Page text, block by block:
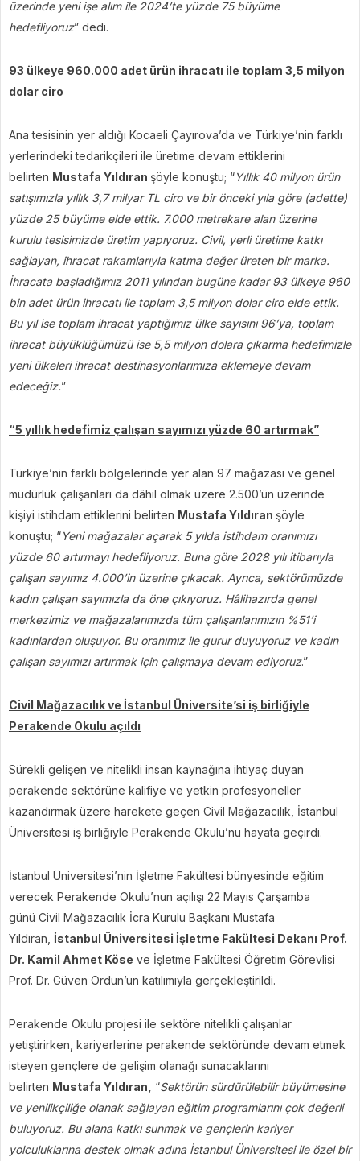
üzerinde yeni işe alım ile 2024’te yüzde 75 büyüme
hedefliyoruz” dedi.
93 ülkeye 960.000 adet ürün ihracatı ile toplam 3,5 milyon
dolar ciro
Ana tesisinin yer aldığı Kocaeli Çayırova’da ve Türkiye’nin farklı
yerlerindeki tedarikçileri ile üretime devam ettiklerini
belirten Mustafa Yıldıran şöyle konuştu; “Yıllık 40 milyon ürün
satışımızla yıllık 3,7 milyar TL ciro ve bir önceki yıla göre (adette)
yüzde 25 büyüme elde ettik. 7.000 metrekare alan üzerine
kurulu tesisimizde üretim yapıyoruz. Civil, yerli üretime katkı
sağlayan, ihracat rakamlarıyla katma değer üreten bir marka.
İhracata başladığımız 2011 yılından bugüne kadar 93 ülkeye 960
bin adet ürün ihracatı ile toplam 3,5 milyon dolar ciro elde ettik.
Bu yıl ise toplam ihracat yaptığımız ülke sayısını 96’ya, toplam
ihracat büyüklüğümüzü ise 5,5 milyon dolara çıkarma hedefimizle
yeni ülkeleri ihracat destinasyonlarımıza eklemeye devam
edeceğiz.”
“5 yıllık hedefimiz çalışan sayımızı yüzde 60 artırmak”
Türkiye’nin farklı bölgelerinde yer alan 97 mağazası ve genel
müdürlük çalışanları da dâhil olmak üzere 2.500’ün üzerinde
kişiyi istihdam ettiklerini belirten Mustafa Yıldıran şöyle
konuştu; “Yeni mağazalar açarak 5 yılda istihdam oranımızı
yüzde 60 artırmayı hedefliyoruz. Buna göre 2028 yılı itibarıyla
çalışan sayımız 4.000’in üzerine çıkacak. Ayrıca, sektörümüzde
kadın çalışan sayımızla da öne çıkıyoruz. Hâlihazırda genel
merkezimiz ve mağazalarımızda tüm çalışanlarımızın %51’i
kadınlardan oluşuyor. Bu oranımız ile gurur duyuyoruz ve kadın
çalışan sayımızı artırmak için çalışmaya devam ediyoruz.”
Civil Mağazacılık ve İstanbul Üniversite’si iş birliğiyle
Perakende Okulu açıldı
Sürekli gelişen ve nitelikli insan kaynağına ihtiyaç duyan
perakende sektörüne kalifiye ve yetkin profesyoneller
kazandırmak üzere harekete geçen Civil Mağazacılık, İstanbul
Üniversitesi iş birliğiyle Perakende Okulu’nu hayata geçirdi.
İstanbul Üniversitesi’nin İşletme Fakültesi bünyesinde eğitim
verecek Perakende Okulu’nun açılışı 22 Mayıs Çarşamba
günü Civil Mağazacılık İcra Kurulu Başkanı Mustafa
Yıldıran, İstanbul Üniversitesi İşletme Fakültesi Dekanı Prof.
Dr. Kamil Ahmet Köse ve İşletme Fakültesi Öğretim Görevlisi
Prof. Dr. Güven Ordun’un katılımıyla gerçekleştirildi.
Perakende Okulu projesi ile sektöre nitelikli çalışanlar
yetiştirirken, kariyerlerine perakende sektöründe devam etmek
isteyen gençlere de gelişim olanağı sunacaklarını
belirten Mustafa Yıldıran, “Sektörün sürdürülebilir büyümesine
ve yenilikçiliğe olanak sağlayan eğitim programlarını çok değerli
buluyoruz. Bu alana katkı sunmak ve gençlerin kariyer
yolculuklarına destek olmak adına İstanbul Üniversitesi ile özel bir